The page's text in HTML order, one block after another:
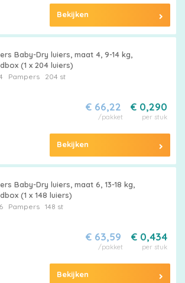
Bekijken
Baby-Dry luiers, maat 4, 9-14 kg,
(1 x 204 luiers)
Pampers204 st
€ 0,290
per stuk
€ 66,22
/pakket
Bekijken
Baby-Dry luiers, maat 6, 13-18 kg,
(1 x 148 luiers)
Pampers148 st
€ 0,434
per stuk
€ 63,59
/pakket
Bekijken